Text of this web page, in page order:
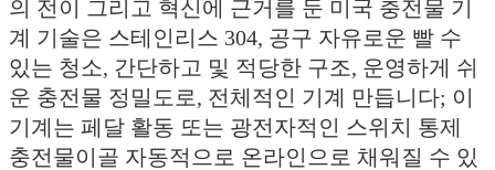
의 전이 그리고 혁신에 근거를 둔 미국 충전물 기
계 기술은 스테인리스 304, 공구 자유로운 빨 수
있는 청소, 간단하고 및 적당한 구조, 운영하게 쉬
운 충전물 정밀도로, 전체적인 기계 만듭니다; 이
기계는 페달 활동 또는 광전자적인 스위치 통제
충전물이골 자동적으로 온라인으로 채워질 수 있